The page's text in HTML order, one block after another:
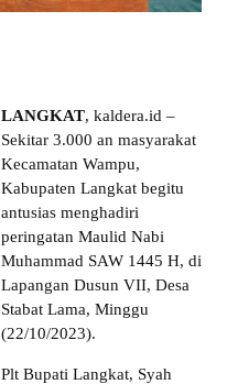
LANGKAT, kaldera.id –
Sekitar 3.000 an masyarakat
Kecamatan Wampu,
Kabupaten Langkat begitu
antusias menghadiri
peringatan Maulid Nabi
Muhammad SAW 1445 H, di
Lapangan Dusun VII, Desa
Stabat Lama, Minggu
(22/10/2023).
Plt Bupati Langkat, Syah